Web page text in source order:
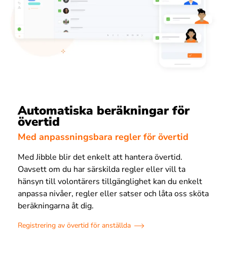
Automatiska beräkningar för
övertid
Med anpassningsbara regler för övertid
Med Jibble blir det enkelt att hantera övertid.
Oavsett om du har särskilda regler eller vill ta
hänsyn till volontärers tillgänglighet kan du enkelt
anpassa nivåer, regler eller satser och låta oss sköta
beräkningarna åt dig.
Registrering av övertid för anställda